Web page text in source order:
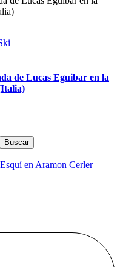
de Lucas Eguibar en la